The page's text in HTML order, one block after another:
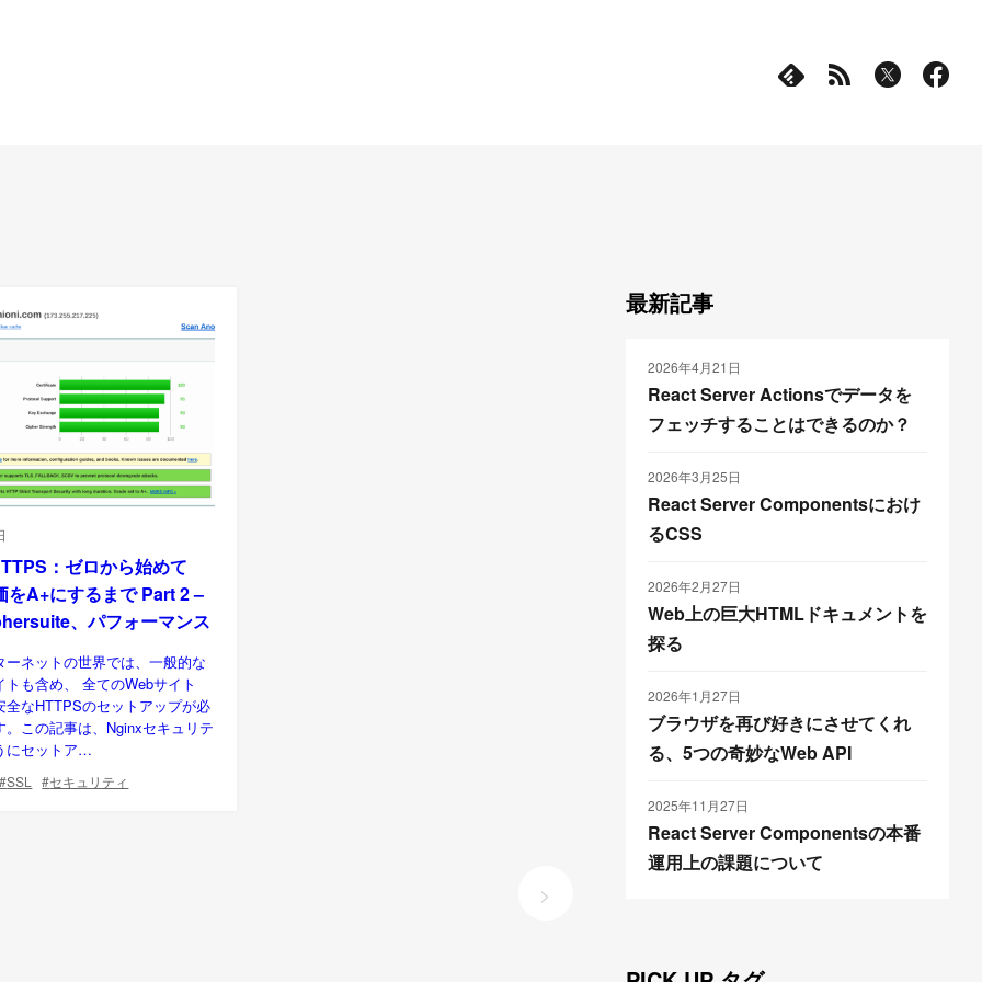
：ゼロから始めて
をA+にするまで Part 2 –
、パフォーマンス
ーネットの世界では、一般的な
トも含め、 全てのWebサイト
全なHTTPSのセットアップが必
。この記事は、Nginxセキュリテ
にセットア…
SSL セキュリティ
>
最新記事
2026年4月21日
React Server Actionsでデータを
フェッチすることはできるのか？
2026年3月25日
React Server Componentsにおけ
るCSS
2026年2月27日
Web上の巨大HTMLドキュメントを
探る
2026年1月27日
ブラウザを再び好きにさせてくれ
る、5つの奇妙なWeb API
2025年11月27日
React Server Componentsの本番
運用上の課題について